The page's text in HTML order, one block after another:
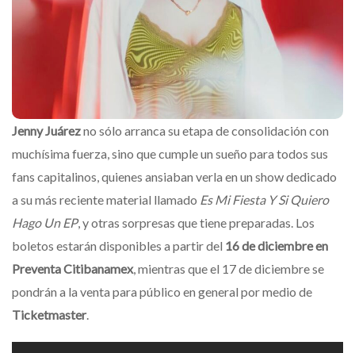
Jenny Juárezno sólo arranca su etapa de consolidación con
muchísima fuerza, sino que cumple un sueño para todos sus
fans capitalinos, quienes ansiaban verla en un show dedicado
a su más reciente material llamado Es Mi Fiesta Y Si Quiero
Hago Un EP, y otras sorpresas que tiene preparadas. Los
boletos estarán disponibles a partir del 16 de diciembre en
Preventa Citibanamex, mientras que el 17 de diciembre se
pondrán a la venta para público en general por medio de
Ticketmaster.